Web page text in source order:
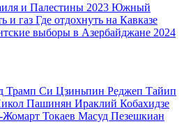
и Палестины 2023 Южный
и газ Где отдохнуть на Кавказе
выборы в Азербайджане 2024
Трамп Си Цзиньпин Реджеп Тайип
Пашинян Ираклий Кобахидзе
Токаев Масуд Пезешкиан